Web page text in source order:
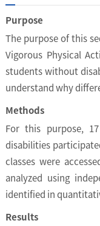
Purpose
The purpose of this
Vigorous Physical
students without
understand why
Methods
For this purpose,
disabilities
classes were
analyzed using
identified in
Results